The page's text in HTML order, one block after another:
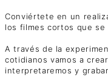
Conviértete en un
los filmes cortos que se
A través de la
cotidianos vamos a
interpretaremos y